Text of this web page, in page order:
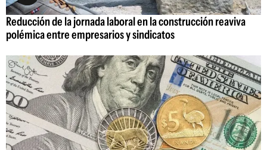
Reducción de la jornada laboral en la construcción reaviva
polémica entre empresarios y sindicatos